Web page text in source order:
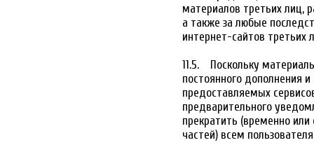
материалов третьих лиц,
а также за любые
интернет-сайтов третьих
11.5. Поскольку
постоянного дополнения
предоставляемых
предварительного
прекратить (временно
частей) всем